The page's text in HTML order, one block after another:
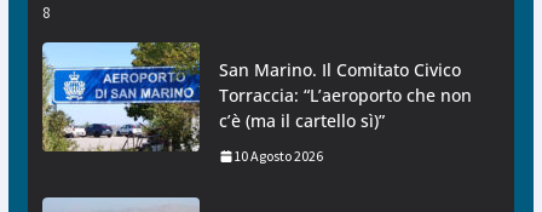
8
San Marino. Il Comitato Civico
Torraccia: “L’aeroporto che non
c’è (ma il cartello sì)”
10 Agosto 2026